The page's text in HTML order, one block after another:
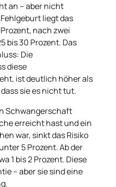
an – aber nicht
liegt das
nach zwei
bis 30 Prozent. Das
Die
diese
ist deutlich höher als
sie es nicht tut.
Schwangerschaft
erreicht hast und ein
war, sinkt das Risiko
5 Prozent. Ab der
1 bis 2 Prozent. Diese
– aber sie sind eine